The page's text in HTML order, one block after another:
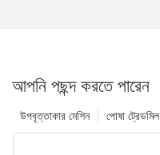
আপনি পছন্দ করতে পারেন
পোষা ট্রেডমিল
উপবৃত্তাকার মেশিন